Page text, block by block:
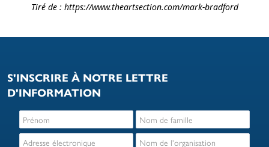
Tiré de : https://www.theartsection.com/mark-bradford
S'INSCRIRE À NOTRE LETTRE
D'INFORMATION